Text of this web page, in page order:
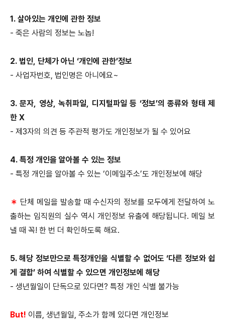
1. 살아있는 개인에 관한 정보
- 죽은 사람의 정보는 노놉!
2. 법인, 단체가 아닌 ‘개인에 관한’정보
- 사업자번호, 법인명은 아니에요~
3.문자, 영상, 녹취파일, 디지털파일 등 ‘정보’의 종류와 형태 제
한 X
- 제3자의 의견 등 주관적 평가도 개인정보가 될 수 있어요
4. 특정 개인을 알아볼 수 있는 정보
- 특정 개인을 알아볼 수 있는 ‘이메일주소’도 개인정보에 해당
＊ 단체 메일을 발송할 때 수신자의 정보를 모두에게 전달하여 노
출하는 임직원의 실수 역시 개인정보 유출에 해당됩니다. 메일 보
낼 때 꼭! 한 번 더 확인하도록 해요.
5.해당 정보만으로 특정개인을 식별할 수 없어도 ‘다른 정보와 쉽
게 결합’ 하여 식별할 수 있으면 개인정보에 해당
- 생년월일이 단독으로 있다면? 특정 개인 식별 불가능
But! 이름, 생년월일, 주소가 함께 있다면 개인정보